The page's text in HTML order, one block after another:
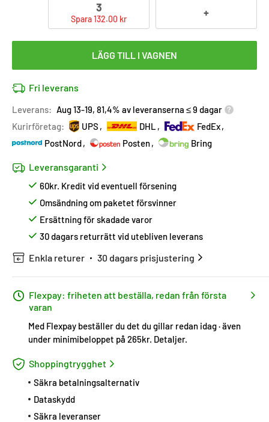
3
Spara 132.00 kr +
LÄGG TILL I VAGNEN
Fri leverans
Leverans: Aug 13-19, 81,4% av leveranserna ≤ 9 dagar
Kurirföretag:
UPS DHL
FedEx
PostNord
Posten Bring
Leveransgaranti
60kr. Kredit vid eventuell försening
Omsändning om paketet försvinner
Ersättning för skadade varor
30 dagars returrätt vid utebliven leverans
Enkla returer 30 dagars prisjustering
Flexpay: friheten att beställa, redan från första
varan
Med Flexpay beställer du det du gillar redan idag · även
under minimibeloppet på 265kr. Detaljer.
Shoppingtrygghet
Säkra betalningsalternativ
Dataskydd
Säkra leveranser